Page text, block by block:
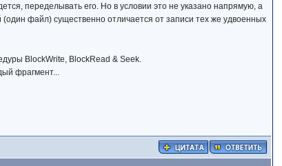
переделывать его. Но в условии это не указано напрямую, а
файл) существенно отличается от записи тех же удвоенных
BlockWrite, BlockRead & Seek.
фрагмент...